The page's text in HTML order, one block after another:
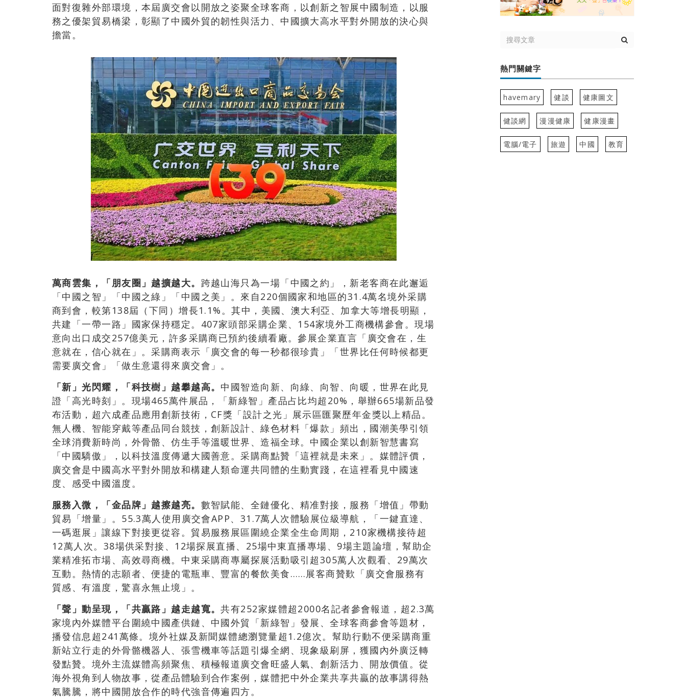
面對復雜外部環境，本屆廣交會以開放之姿聚全球客商，以創新之智展中國制造，以服
務之優架貿易橋梁，彰顯了中國外貿的韌性與活力、中國擴大高水平對外開放的決心與
擔當。
萬商雲集，「朋友圈」越擴越大。 跨越山海只為一場「中國之約」，新老客商在此邂逅
「中國之智」「中國之綠」「中國之美」。來自220個國家和地區的31.4萬名境外采購
商到會，較第138屆（下同）增長1.1%。其中，美國、澳大利亞、加拿大等增長明顯，
共建「一帶一路」國家保持穩定。407家頭部采購企業、154家境外工商機構參會。現場
意向出口成交257億美元，許多采購商已預約後續看廠。參展企業直言「廣交會在，生
意就在，信心就在」。采購商表示「廣交會的每一秒都很珍貴」「世界比任何時候都更
需要廣交會」「做生意還得來廣交會」。
「新」光閃耀，「科技樹」越攀越高。 中國智造向新、向綠、向智、向暖，世界在此見
證「高光時刻」。現場465萬件展品，「新綠智」產品占比均超20%，舉辦665場新品發
布活動，超六成產品應用創新技術，CF獎「設計之光」展示區匯聚歷年金獎以上精品。
無人機、智能穿戴等產品同台競技，創新設計、綠色材料「爆款」頻出，國潮美學引領
全球消費新時尚，外骨骼、仿生手等溫暖世界、造福全球。中國企業以創新智慧書寫
「中國驕傲」，以科技溫度傳遞大國善意。采購商點贊「這裡就是未來」。媒體評價，
廣交會是中國高水平對外開放和構建人類命運共同體的生動實踐，在這裡看見中國速
度、感受中國溫度。
服務入微，「金品牌」越擦越亮。 數智賦能、全鏈優化、精准對接，服務「增值」帶動
貿易「增量」。55.3萬人使用廣交會APP、31.7萬人次體驗展位級導航，「一鍵直達、
一碼逛展」讓線下對接更從容。貿易服務展區圍繞企業全生命周期，210家機構接待超
12萬人次。38場供采對接、12場探展直播、25場中東直播專場、9場主題論壇，幫助企
業精准拓市場、高效尋商機。中東采購商專屬探展活動吸引超305萬人次觀看、29萬次
互動。熱情的志願者、便捷的電瓶車、豐富的餐飲美食……展客商贊歎「廣交會服務有
質感、有溫度，驚喜永無止境」。
「聲」動呈現，「共贏路」越走越寬。共有252家媒體超2000名記者參會報道，超2.3萬
家境內外媒體平台圍繞中國產供鏈、中國外貿「新綠智」發展、全球客商參會等題材，
播發信息超241萬條。境外社媒及新聞媒體總瀏覽量超1.2億次。幫助行動不便采購商重
新站立行走的外骨骼機器人、張雪機車等話題引爆全網、現象級刷屏，獲國內外廣泛轉
發點贊。境外主流媒體高頻聚焦、積極報道廣交會旺盛人氣、創新活力、開放價值。從
海外視角到人物故事，從產品體驗到合作案例，媒體把中外企業共享共贏的故事講得熱
氣騰騰，將中國開放合作的時代強音傳遍四方。
熱門關鍵字
havemary 健談 健康圖文
健談網 漫漫健康 健康漫畫
電腦/電子 旅遊 中國 教育